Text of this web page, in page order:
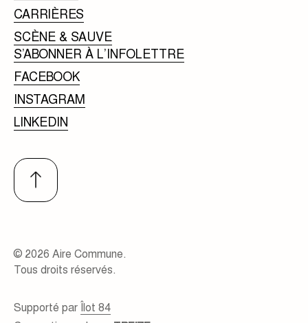
CARRIÈRES
SCÈNE & SAUVE
S’ABONNER À L’INFOLETTRE
FACEBOOK
INSTAGRAM
LINKEDIN
© 2026 Aire Commune.
Tous droits réservés.
Supporté parÎlot 84